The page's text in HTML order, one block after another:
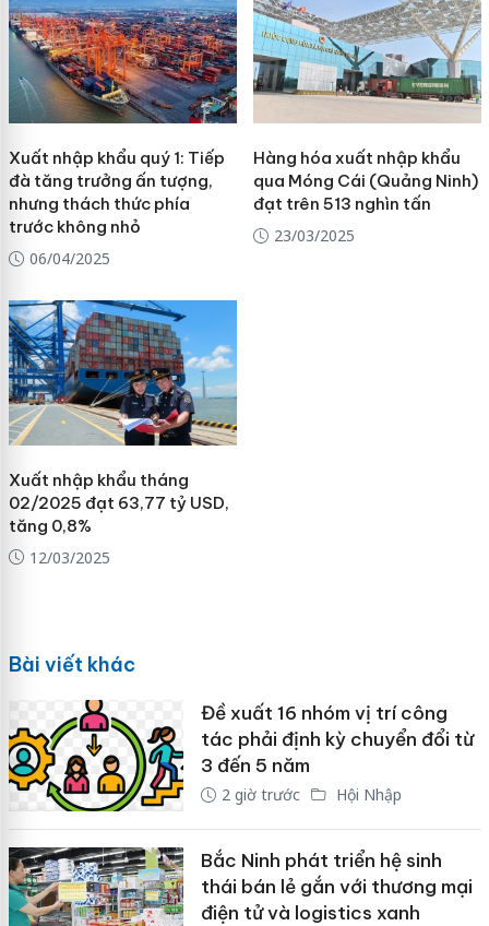
Xuất nhập khẩu quý 1: Tiếp
đà tăng trưởng ấn tượng,
nhưng thách thức phía
trước không nhỏ
06/04/2025
Hàng hóa xuất nhập khẩu
qua Móng Cái (Quảng Ninh)
đạt trên 513 nghìn tấn
23/03/2025
Xuất nhập khẩu tháng
02/2025 đạt 63,77 tỷ USD,
tăng 0,8%
12/03/2025
Bài viết khác
Đề xuất 16 nhóm vị trí công
tác phải định kỳ chuyển đổi từ
3 đến 5 năm
2 giờ trước Hội Nhập
Bắc Ninh phát triển hệ sinh
thái bán lẻ gắn với thương mại
điện tử và logistics xanh